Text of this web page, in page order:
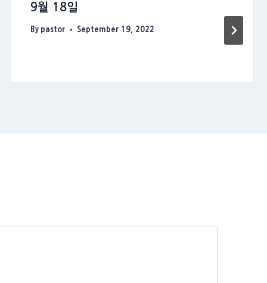
9월 18일
By pastor September 19, 2022